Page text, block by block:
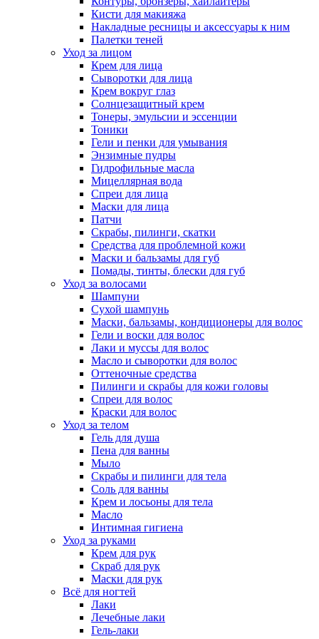
Кисти для макияжа
Накладные ресницы и аксессуары к ним
Палетки теней
Уход за лицом
Крем для лица
Сыворотки для лица
Крем вокруг глаз
Солнцезащитный крем
Тонеры, эмульсии и эссенции
Тоники
Гели и пенки для умывания
Энзимные пудры
Гидрофильные масла
Мицеллярная вода
Спреи для лица
Маски для лица
Патчи
Скрабы, пилинги, скатки
Средства для проблемной кожи
Маски и бальзамы для губ
Помады, тинты, блески для губ
Уход за волосами
Шампуни
Сухой шампунь
Маски, бальзамы, кондиционеры для волос
Гели и воски для волос
Лаки и муссы для волос
Масло и сыворотки для волос
Оттеночные средства
Пилинги и скрабы для кожи головы
Спреи для волос
Краски для волос
Уход за телом
Гель для душа
Пена для ванны
Мыло
Скрабы и пилинги для тела
Соль для ванны
Крем и лосьоны для тела
Масло
Интимная гигиена
Уход за руками
Крем для рук
Скраб для рук
Маски для рук
Всё для ногтей
Лаки
Лечебные лаки
Гель-лаки